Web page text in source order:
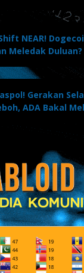
NEAR!
Meledak Duluan?
Gerakan
ADA Bakal